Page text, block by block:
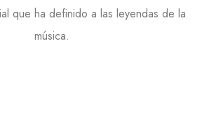
que ha definido a las leyendas de la
música.